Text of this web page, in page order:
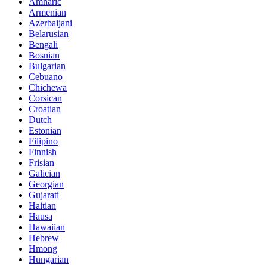
Armenian
Azerbaijani
Belarusian
Bengali
Bosnian
Bulgarian
Cebuano
Chichewa
Corsican
Croatian
Dutch
Estonian
Filipino
Finnish
Frisian
Galician
Georgian
Gujarati
Haitian
Hausa
Hawaiian
Hebrew
Hmong
Hungarian